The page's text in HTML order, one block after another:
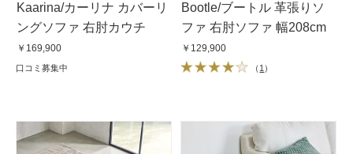
Kaarina/カーリナ カバーリ
ングソファ 右肘カウチ
￥169,900
口コミ募集中
Bootle/ブートル 革張りソ
ファ 右肘ソファ 幅208cm
￥129,900
（ 1 ）